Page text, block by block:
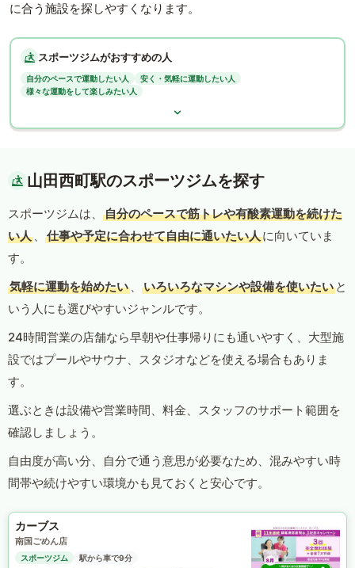
に合う施設を探しやすくなります。
スポーツジムがおすすめの人
自分のペースで運動したい人
安く・気軽に運動したい人
様々な運動をして楽しみたい人
山田西町駅のスポーツジムを探す
スポーツジムは、
自分のペースで筋トレや有酸素運動を続けた
い人 、 仕事や予定に合わせて自由に通いたい人に向いていま
す。
気軽に運動を始めたい 、 いろいろなマシンや設備を使いたい と
いう人にも選びやすいジャンルです。
24時間営業の店舗なら早朝や仕事帰りにも通いやすく、大型施
設ではプールやサウナ、スタジオなどを使える場合もありま
す。
選ぶときは設備や営業時間、料金、スタッフのサポート範囲を
確認しましょう。
自由度が高い分、自分で通う意思が必要なため、混みやすい時
間帯や続けやすい環境かも見ておくと安心です。
カーブス
南国ごめん店
スポーツジム
駅から車で9分